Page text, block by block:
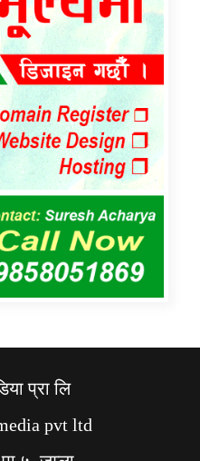
प्रा लि
pvt ltd